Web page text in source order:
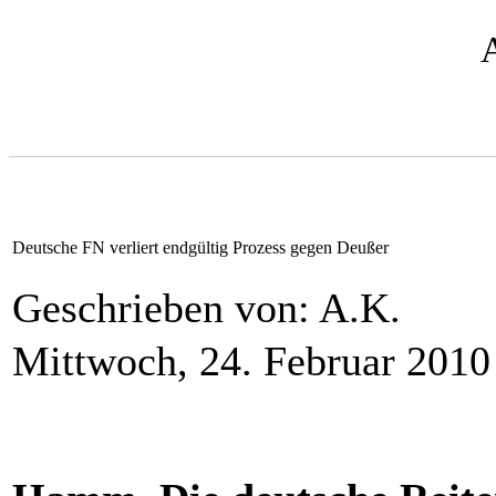
Deutsche FN verliert endgültig Prozess gegen Deußer
Geschrieben von: A.K.
Mittwoch, 24. Februar